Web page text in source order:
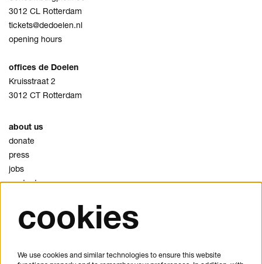
3012 CL Rotterdam
tickets@dedoelen.nl
opening hours
offices de Doelen
Kruisstraat 2
3012 CT Rotterdam
about us
donate
press
jobs
contact
privacy
cookies
cookies
We use cookies and similar technologies to ensure this website